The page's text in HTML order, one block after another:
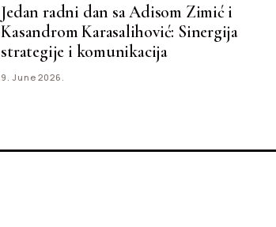
Jedan radni dan sa Adisom Zimić i
Kasandrom Karasalihović: Sinergija
strategije i komunikacija
9. June 2026.